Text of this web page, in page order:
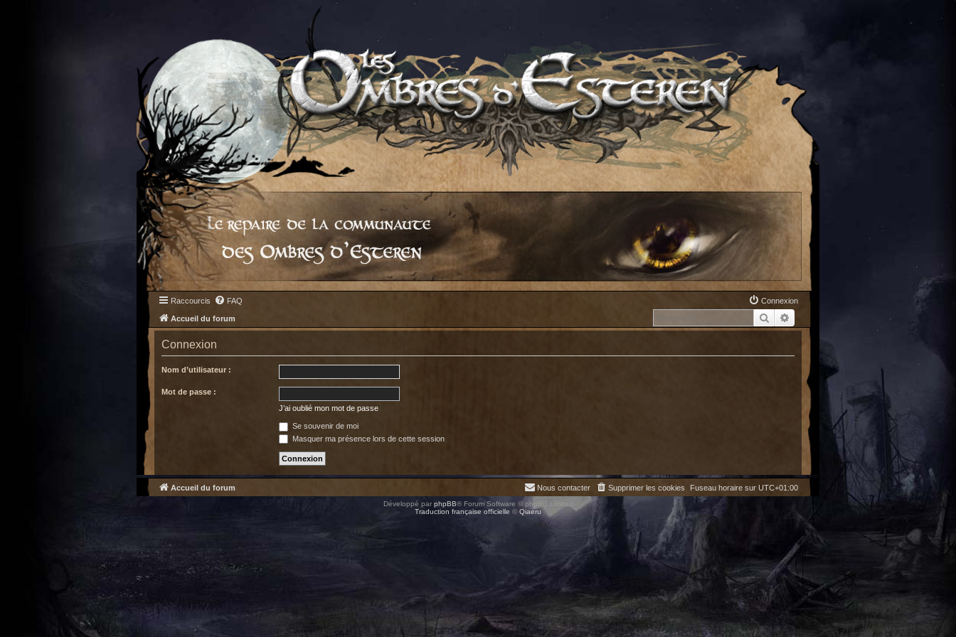
Raccourcis FAQ Connexion
Accueil du forum Rechercher
Connexion
Nom d’utilisateur :
Mot de passe :
J’ai oublié mon mot de passe
Se souvenir de moi
Masquer ma présence lors de cette session
Accueil du forum Fuseau horaire sur UTC+01:00
Supprimer les cookies
Nous contacter
Développé par phpBB® Forum Software © phpBB Limited
Traduction française officielle © Qiaeru